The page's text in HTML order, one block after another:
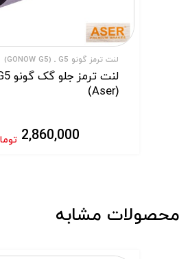
لنت ترمز گونو G5 ـ (GONOW G5)
(Aser)
2,860,000
محصولات مشابه